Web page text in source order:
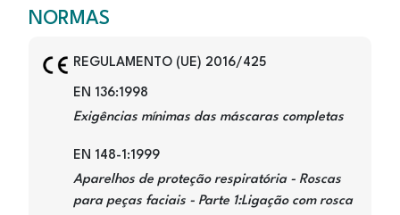
NORMAS
ImageREGULAMENTO (UE) 2016/425
EN 136:1998
Exigências mínimas das máscaras completas
EN 148-1:1999
Aparelhos de proteção respiratória - Roscas
para peças faciais - Parte 1:Ligação com rosca